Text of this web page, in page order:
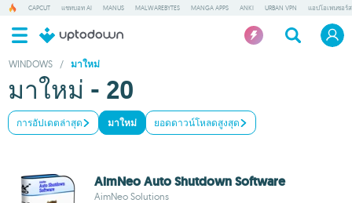
CAPCUT แชทบอท AI MANUS MALWAREBYTES MANGA APPS ANKI URBAN VPN แอปโอเพนซอร์ส
WINDOWS / มาใหม่
มาใหม่ - 20
การอัปเดตล่าสุด มาใหม่ ยอดดาวน์โหลดสูงสุด
AimNeo Auto Shutdown Software
AimNeo Solutions